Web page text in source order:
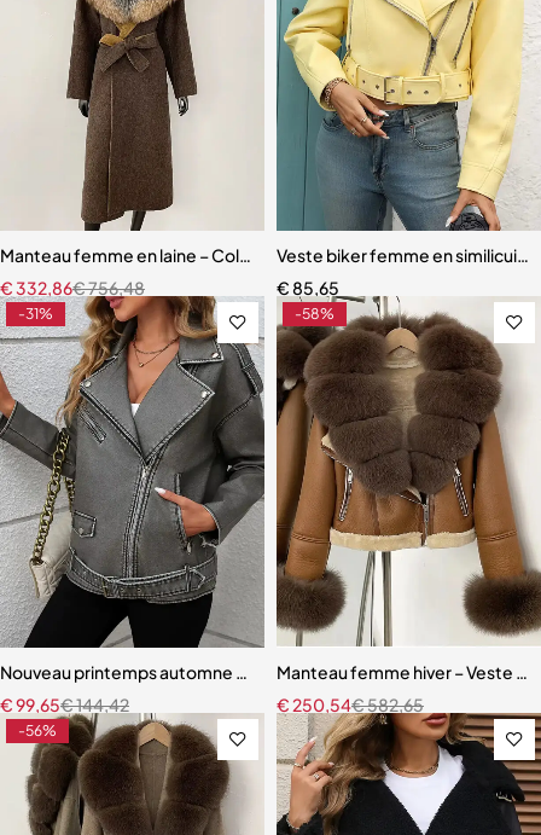
Manteau femme en laine – Col et capuche en véritable fourrure de
€756,48
€332,86
Veste biker femme en similicuir
€ 85,65
-31%
Nouveau printemps automne femmes rétro ceinture ample veste
€144,42
€99,65
-58%
Manteau femme hiver – Veste
€582,65
€250,54
-56%